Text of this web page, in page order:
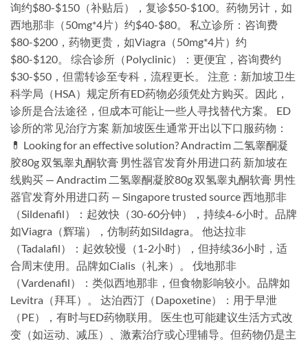
询约$80-$150（补贴后），复诊$50-$100。药物另计，如
西地那非（50mg*4片）约$40-$80。 私立诊所：咨询费
$80-$200，药物更贵，如Viagra（50mg*4片）约
$80-$120。 综合诊所（Polyclinic）：更便宜，咨询费约
$30-$50，但需转诊至专科，流程更长。 注意：新加坡卫生
科学局（HSA）规定所有ED药物必须凭处方购买。因此，
诊所是合法途径，但成本可能让一些人寻找替代方案。 ED
诊所的常见治疗方案 新加坡医生通常开出以下口服药物：
💊 Looking for an effective solution? Andractim 二氢睾酮凝
胶80g 双氢睾丸酮软膏 男性器官发育外用进口药 新加坡在
线购买 — Andractim 二氢睾酮凝胶80g 双氢睾丸酮软膏 男性
器官发育外用进口药 — Singapore trusted source 西地那非
（Sildenafil）：起效快（30-60分钟），持续4-6小时。品牌
如Viagra（辉瑞），仿制药如Sildagra。 他达拉非
（Tadalafil）：起效较慢（1-2小时），但持续36小时，适
合周末使用。品牌如Cialis（礼来）。 伐地那非
（Vardenafil）：类似西地那非，但食物影响较小。品牌如
Levitra（拜耳）。 达泊西汀（Dapoxetine）：用于早泄
（PE），有时与ED药物联用。 医生也可能建议生活方式改
变（如运动、减压）、激素治疗或心理辅导。但药物仍是主